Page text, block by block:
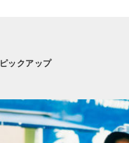
ピックアップ